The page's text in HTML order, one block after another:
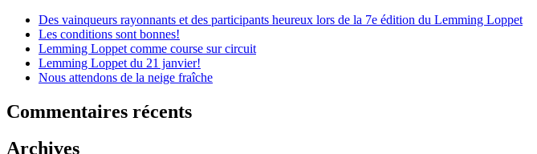
Des vainqueurs rayonnants et des participants heureux lors de la 7e édition du Lemming Loppet
Les conditions sont bonnes!
Lemming Loppet comme course sur circuit
Lemming Loppet du 21 janvier!
Nous attendons de la neige fraîche
Commentaires récents
Archives